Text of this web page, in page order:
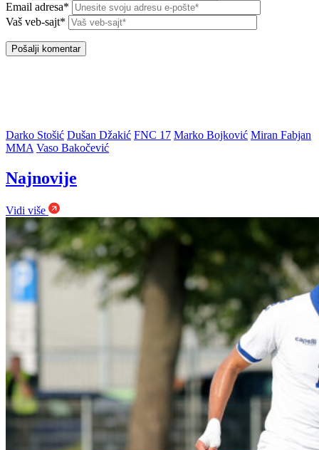
Email adresa*
Vaš veb-sajt*
Darko Stošić Dušan Džakić FNC 17 Marko Bojković Miran Fabjan
MMA Vaso Bakočević
Najnovije
Vidi više